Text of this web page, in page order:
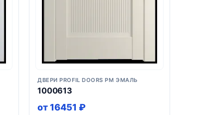
ДВЕРИ PROFIL DOORS PM ЭМАЛЬ
1000613
от 16451 ₽